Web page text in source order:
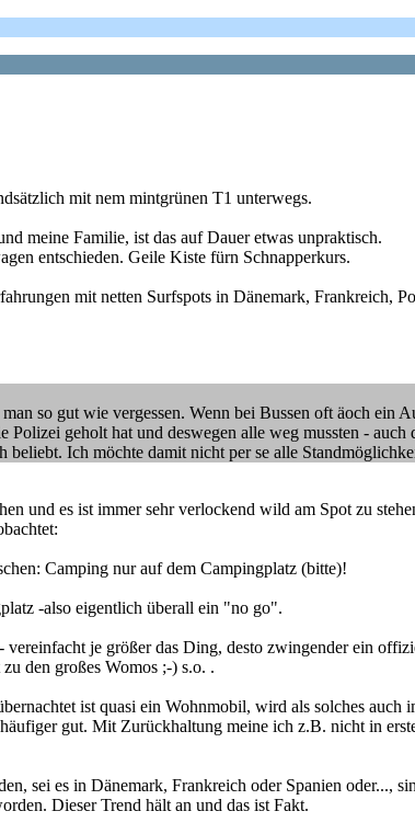
mit nem mintgrünen T1 unterwegs.
meine Familie, ist das auf Dauer etwas unpraktisch.
entschieden. Geile Kiste fürn Schnapperkurs.
mit netten Surfspots in Dänemark,
so gut wie vergessen. Wenn bei Bussen oft äoch
geholt hat und deswegen alle weg mussten - auch
Ich möchte damit nicht per se alle
und es ist immer sehr verlockend wild am Spot zu
Camping nur auf dem Campingplatz (bitte)!
-also eigentlich überall ein "no go".
je größer das Ding, desto zwingender ein
den großes Womos ;-) s.o. .
ist quasi ein Wohnmobil, wird als solches
gut. Mit Zurückhaltung meine ich z.B. nicht in
sei es in Dänemark, Frankreich oder Spanien
Dieser Trend hält an und das ist Fakt.